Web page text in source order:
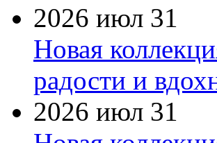
2026 июл 31
Новая
радости и
2026 июл 31